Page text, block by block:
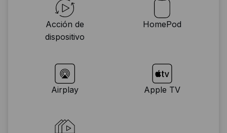
Acción de
dispositivo
HomePod
Airplay Apple TV